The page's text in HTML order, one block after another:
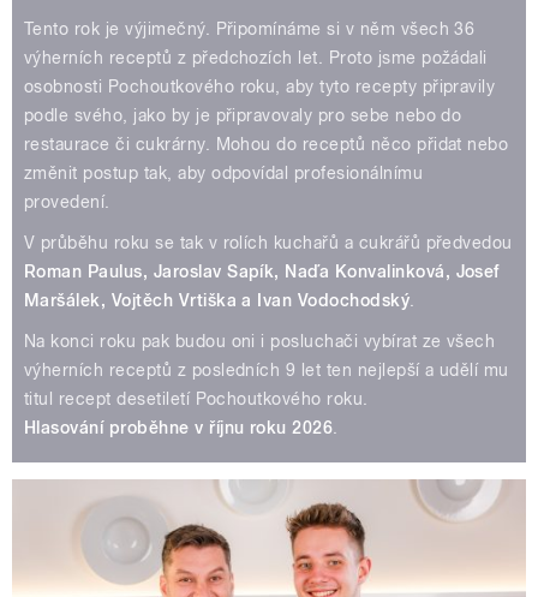
Tento rok je výjimečný. Připomínáme si v něm všech 36
výherních receptů z předchozích let. Proto jsme požádali
osobnosti Pochoutkového roku, aby tyto recepty připravily
podle svého, jako by je připravovaly pro sebe nebo do
restaurace či cukrárny. Mohou do receptů něco přidat nebo
změnit postup tak, aby odpovídal profesionálnímu
provedení.
V průběhu roku se tak v rolích kuchařů a cukrářů předvedou
Roman Paulus, Jaroslav Sapík, Naďa Konvalinková, Josef
Maršálek, Vojtěch Vrtiška a Ivan Vodochodský.
Na konci roku pak budou oni i posluchači vybírat ze všech
výherních receptů z posledních 9 let ten nejlepší a udělí mu
titul recept desetiletí Pochoutkového roku.
Hlasování proběhne v říjnu roku 2026.